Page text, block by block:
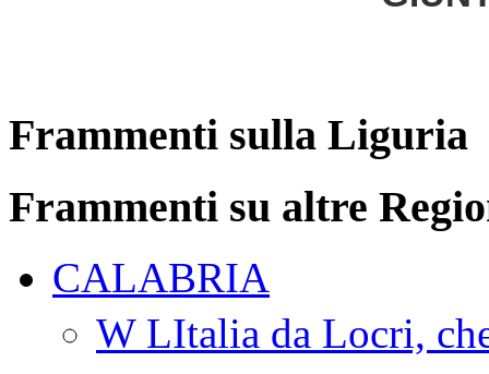
Frammenti sulla Liguria
Frammenti su altre
CALABRIA
W LItalia da Locri,